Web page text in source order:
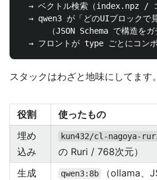
→ ベクトル検索（index.npz /
→ qwen3 が「どのUIブロックで
（JSON Schema で構造をガ
スタックはわざと地味にしてます。
役割
使ったもの
埋め
込み
kun432/cl-nagoya-
の Ruri / 768次元）
生成
qwen3:8b
（ollama、